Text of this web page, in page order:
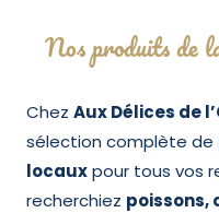
Nos produits de
Chez Aux Délices de
sélection complète de
locauxpour tous vos
recherchiez poissons,